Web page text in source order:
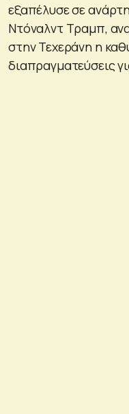
εξαπέλυσε σε
Ντόναλντ Τραμπ,
στην Τεχεράνη η
διαπραγματεύσεις